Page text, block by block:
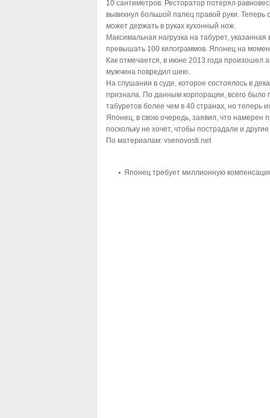
10 сантиметров. Ресторатор потерял
вывихнул большой палец правой руки. Теперь
может держать в руках кухонный нож.
Максимальная нагрузка на табурет,
превышать 100 килограммов. Японец на
Как отмечается, в июне 2013 года произошел
мужчина повредил шею.
На слушании в суде, которое состоялось в
признала. По данным корпорации, всего было
табуретов более чем в 40 странах, но теперь
Японец, в свою очередь, заявил, что намерен
поскольку не хочет, чтобы пострадали и
По материалам: vsenovosti.net
Японец требует миллионную